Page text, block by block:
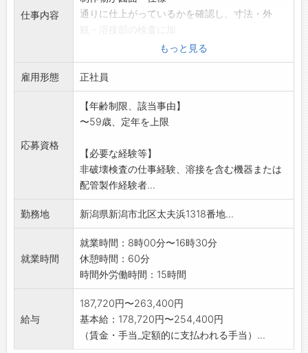
仕事内容
通りに仕上がっているかを確認し、寸法・外
え、非破壊検査業務、各種書類・記録の作成・
管理、不適合時の対
応を通じて製品品質向上に貢献します。
*業務上車を使用する機会:有(社有車使用)
(変更の範囲)会社の定める業務
もっと見る
雇用形態 正社員
応募資格
【年齢制限、該当事由】
〜59歳、定年を上限
【必要な経験等】
非破壊検査の仕事経験、溶接を含む機器または
配管製作経験者...
勤務地 新潟県新潟市北区太夫浜1318番地...
就業時間
就業時間：8時00分〜16時30分
休憩時間：60分
時間外労働時間：15時間
給与
187,720円〜263,400円
基本給：178,720円〜254,400円
（賃金・手当_定額的に支払われる手当）...